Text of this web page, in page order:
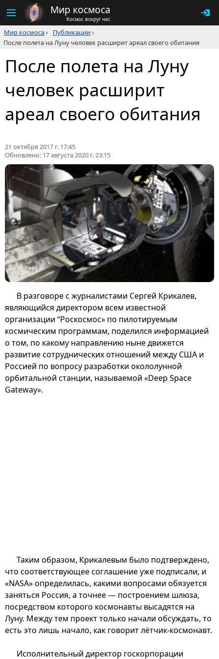
Мир космоса
Космос вокруг нас
Мир космоса› Публикации›
После полета на Луну человек расширит ареал своего обитания
После полета на Луну
человек расширит
ареал своего обитания
21 октября 2017 г. 17:45
Обновлено: 17 августа 2020 г. 23:15
В разговоре с журналистами Сергей Крикалев,
являющийся директором всем известной
организации “Роскосмос» по пилотируемым
космическим программам, поделился информацией
о том, по какому направлению ныне движется
развитие сотруднических отношений между США и
Россией по вопросу разработки окололунной
орбитальной станции, называемой «Deep Space
Gateway».
Таким образом, Крикалевым было подтверждено,
что соответствующее соглашение уже подписали, и
«NASA» определилась, какими вопросами обязуется
заняться Россия, а точнее — построением шлюза,
посредством которого космонавты высадятся на
Луну. Между тем проект только начали обсуждать, то
есть это лишь начало, как говорит лётчик-космонавт.
Исполнительный директор госкорпорации